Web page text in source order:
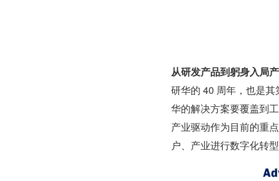
从研发产品到躬身入局
研华的 40 周年，也是
华的解决方案要覆盖到
产业驱动作为目前的重
户、产业进行数字化转